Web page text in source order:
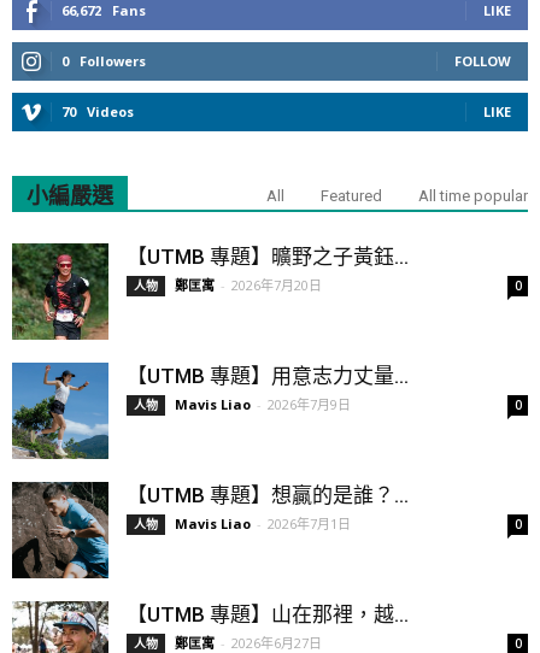
66,672 Fans LIKE
0 Followers FOLLOW
70 Videos LIKE
小編嚴選 All Featured All time popular
【UTMB 專題】曠野之子黃鈺...
人物 鄭匡寓 - 2026年7月20日 0
【UTMB 專題】用意志力丈量...
人物 Mavis Liao - 2026年7月9日 0
【UTMB 專題】想贏的是誰？...
人物 Mavis Liao - 2026年7月1日 0
【UTMB 專題】山在那裡，越...
人物 鄭匡寓 - 2026年6月27日 0